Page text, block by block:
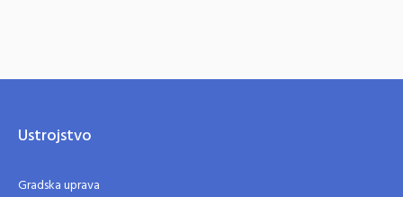
Ustrojstvo
Gradska uprava